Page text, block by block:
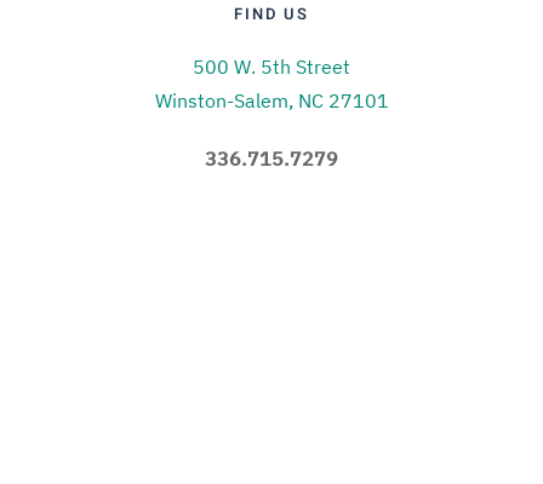
FIND US
500 W. 5th Street
Winston-Salem, NC 27101
336.715.7279